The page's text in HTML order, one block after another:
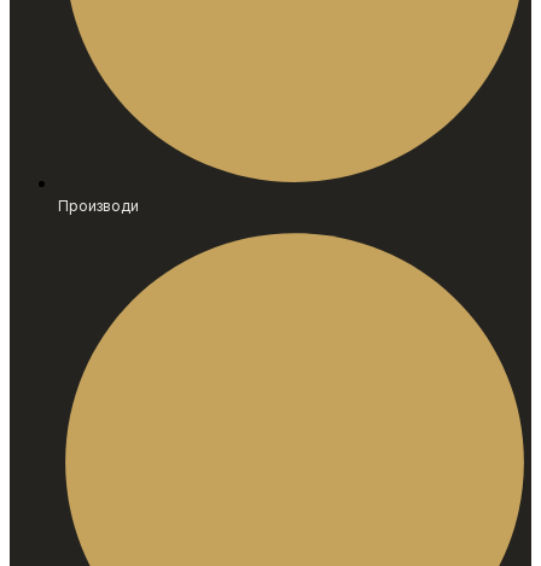
Производи